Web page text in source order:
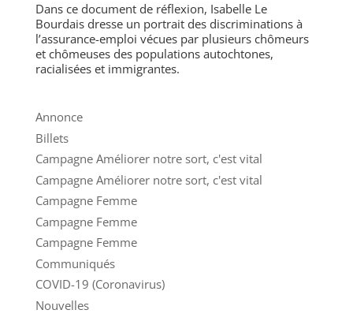
Dans ce document de réflexion, Isabelle Le
Bourdais dresse un portrait des discriminations à
l’assurance-emploi vécues par plusieurs chômeurs
et chômeuses des populations autochtones,
racialisées et immigrantes.
Annonce
Billets
Campagne Améliorer notre sort, c'est vital
Campagne Améliorer notre sort, c'est vital
Campagne Femme
Campagne Femme
Campagne Femme
Communiqués
COVID-19 (Coronavirus)
Nouvelles